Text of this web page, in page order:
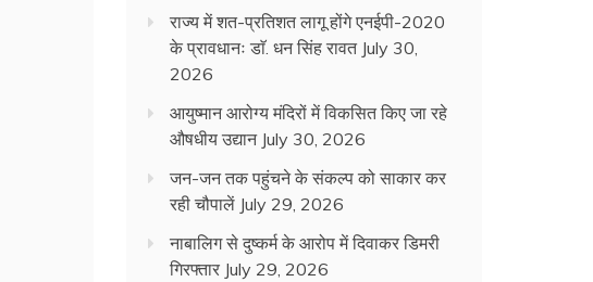
राज्य में शत-प्रतिशत लागू होंगे एनईपी-2020
के प्रावधानः डाॅ. धन सिंह रावत July 30,
2026
आयुष्मान आरोग्य मंदिरों में विकसित किए जा रहे
औषधीय उद्यान July 30, 2026
जन-जन तक पहुंचने के संकल्प को साकार कर
रही चौपालें July 29, 2026
नाबालिग से दुष्कर्म के आरोप में दिवाकर डिमरी
गिरफ्तार July 29, 2026